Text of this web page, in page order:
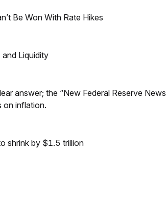
Be Won With Rate Hikes
Liquidity
answer; the “New Federal Reserve News
on inflation.
shrink by $1.5 trillion